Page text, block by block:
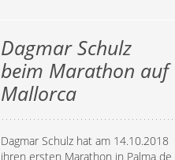
Dagmar Schulz
beim Marathon auf
Mallorca
Dagmar Schulz hat am 14.10.2018
ihren ersten Marathon in Palma de